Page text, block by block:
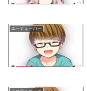
ユーチューバー